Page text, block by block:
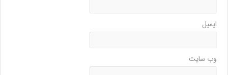
ایمیل
وب‌ سایت